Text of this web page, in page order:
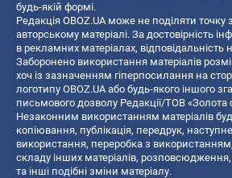
будь-якій формі.
Редакція OBOZ.UA може не поділяти точку
авторському матеріалі. За достовірність
в рекламних матеріалах,
Заборонено використання матеріалів
хоч із зазначенням гіперпосилання на
логотипу OBOZ.UA або будь-якого іншого
письмового дозволу Редакції/ТОВ «Золота
Незаконним використанням матеріалів
копiювання, публiкацiя, передрук,
використання, переробка з
складу інших матеріалів,
та інші подібні зміни матеріалу.